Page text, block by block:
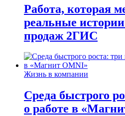
Работа, которая
реальные
продаж 2ГИС
Жизнь в компании
Среда быстрого
о работе в